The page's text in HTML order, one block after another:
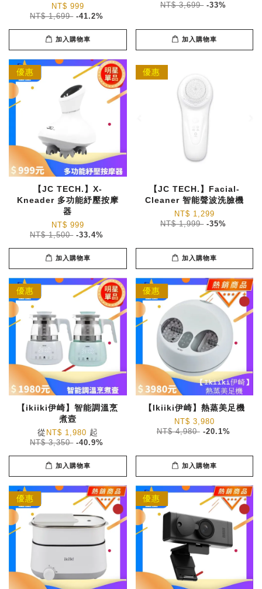
NT$ 999
NT$ 1,699 -41.2%
加入購物車
NT$ 3,699 -33%
加入購物車
優惠
【JC TECH.】X-
Kneader 多功能紓壓按摩
器
NT$ 999
NT$ 1,500 -33.4%
加入購物車
優惠
【JC TECH.】Facial-
Cleaner 智能聲波洗臉機
NT$ 1,299
NT$ 1,999 -35%
加入購物車
優惠
【ikiiki伊崎】智能調溫烹
煮壼
從 NT$ 1,980 起
NT$ 3,350 -40.9%
加入購物車
優惠
【Ikiiki伊崎】熱蒸美足機
NT$ 3,980
NT$ 4,980 -20.1%
加入購物車
優惠 優惠